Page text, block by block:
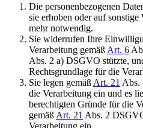
Die personenbezogenen
sie erhoben oder auf
mehr notwendig.
Sie widerrufen Ihre
Verarbeitung gemäß Art. 6
Abs. 2 a) DSGVO stützte,
Rechtsgrundlage für die
Sie legen gemäß Art. 21 Abs.
die Verarbeitung ein und es
berechtigten Gründe für die
gemäß Art. 21 Abs. 2
Verarbeitung ein.